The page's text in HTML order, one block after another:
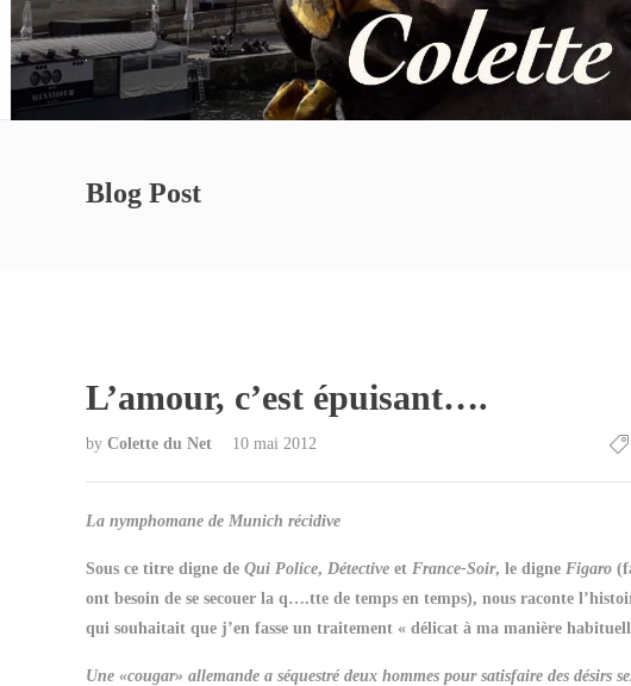
Blog Post
L’amour, c’est épuisant….
by Colette du Net 10 mai 2012
La nymphomane de Munich récidive
Sous ce titre digne de Qui Police, Détective et France-Soir, le digne Figaro
ont besoin de se secouer la q….tte de temps en temps), nous raconte
qui souhaitait que j’en fasse un traitement « délicat à ma manière
Une «cougar» allemande a séquestré deux hommes pour satisfaire des désirs